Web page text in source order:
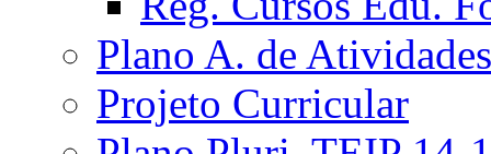
Plano A. de Atividades
Projeto Curricular